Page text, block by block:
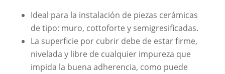
Ideal para la instalación de piezas cerámicas
de tipo: muro, cottoforte y semigresificadas.
La superficie por cubrir debe de estar firme,
nivelada y libre de cualquier impureza que
impida la buena adherencia, como puede